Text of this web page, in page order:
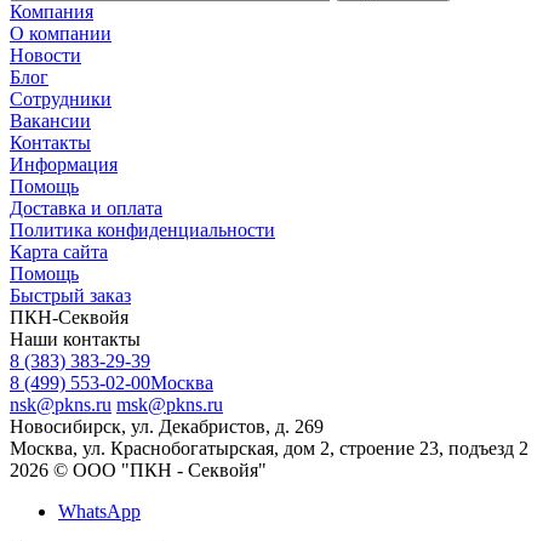
Компания
О компании
Новости
Блог
Сотрудники
Вакансии
Контакты
Информация
Помощь
Доставка и оплата
Политика конфиденциальности
Карта сайта
Помощь
Быстрый заказ
ПКН-Секвойя
Наши контакты
8 (383) 383-29-39
8 (499) 553-02-00Москва
nsk@pkns.ru msk@pkns.ru
Новосибирск, ул. Декабристов, д. 269
Москва, ул. Краснобогатырская, дом 2, строение 23, подъезд 2
2026 © ООО "ПКН - Секвойя"
WhatsApp